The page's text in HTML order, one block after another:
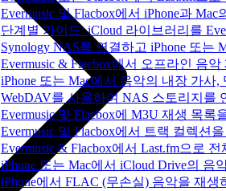
Evermusic 및 Flacbox에서 iPhone과
단계별 가이드: iCloud 라이브러리를
Synology NAS를 연결하고 iPhone 또는
Evermusic & Flacbox에서 오프라인 음
iPhone 또는 Mac에서 음악의 내장 가사
WebDAV를 사용하여 NAS 스토리지를
Evermusic 및 Flacbox에 M3U 재생 목록
Evermusic 및 Flacbox에서 트랙 컬렉션
Evermusic & Flacbox에서 Last.fm으로
iPhone 또는 Mac에서 iCloud Drive의 음
iPhone에서 FLAC (무손실) 음악을 재생